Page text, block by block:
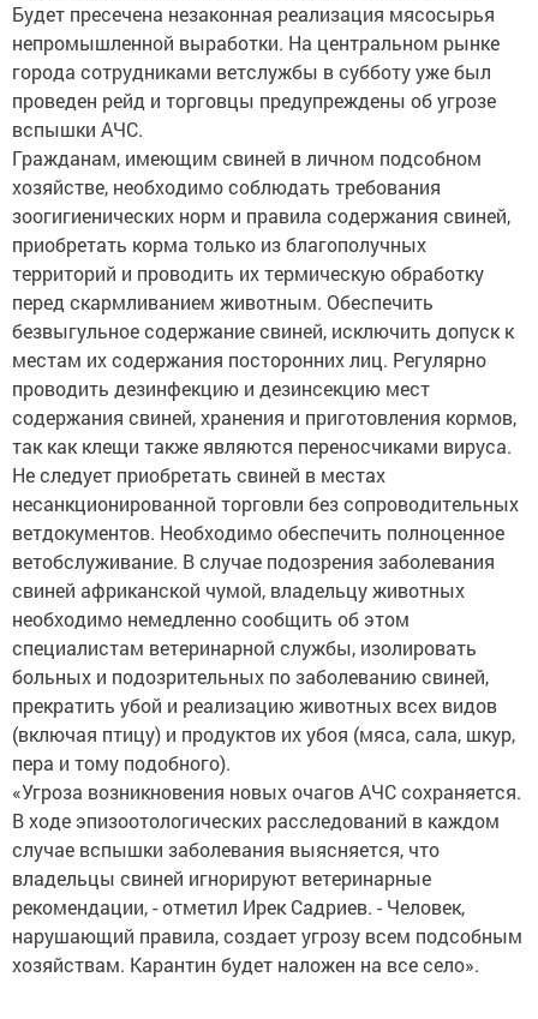
Будет пресечена незаконная реализация мясосырья
непромышленной выработки. На центральном рынке
города сотрудниками ветслужбы в субботу уже был
проведен рейд и торговцы предупреждены об угрозе
вспышки АЧС.
Гражданам, имеющим свиней в личном подсобном
хозяйстве, необходимо соблюдать требования
зоогигиенических норм и правила содержания свиней,
приобретать корма только из благополучных
территорий и проводить их термическую обработку
перед скармливанием животным. Обеспечить
безвыгульное содержание свиней, исключить допуск к
местам их содержания посторонних лиц. Регулярно
проводить дезинфекцию и дезинсекцию мест
содержания свиней, хранения и приготовления кормов,
так как клещи также являются переносчиками вируса.
Не следует приобретать свиней в местах
несанкционированной торговли без сопроводительных
ветдокументов. Необходимо обеспечить полноценное
ветобслуживание. В случае подозрения заболевания
свиней африканской чумой, владельцу животных
необходимо немедленно сообщить об этом
специалистам ветеринарной службы, изолировать
больных и подозрительных по заболеванию свиней,
прекратить убой и реализацию животных всех видов
(включая птицу) и продуктов их убоя (мяса, сала, шкур,
пера и тому подобного).
«Угроза возникновения новых очагов АЧС сохраняется.
В ходе эпизоотологических расследований в каждом
случае вспышки заболевания выясняется, что
владельцы свиней игнорируют ветеринарные
рекомендации, - отметил Ирек Садриев. - Человек,
нарушающий правила, создает угрозу всем подсобным
хозяйствам. Карантин будет наложен на все село».